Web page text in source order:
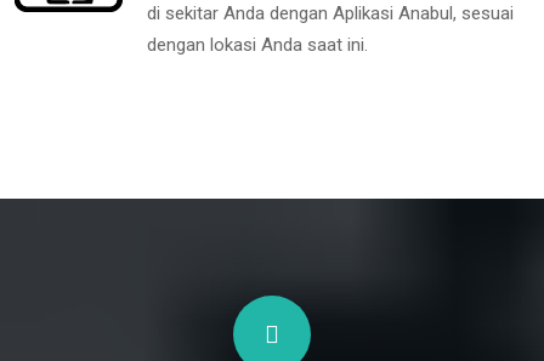
di sekitar Anda dengan Aplikasi Anabul, sesuai
dengan lokasi Anda saat ini.